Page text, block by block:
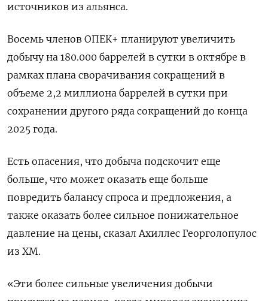
источников из альянса.
Восемь членов ОПЕК+ планируют увеличить
добычу на 180.000 баррелей в сутки в октябре в
рамках плана сворачивания сокращений в
объеме 2,2 миллиона баррелей в сутки при
сохранении другого ряда сокращений до конца
2025 года.
Есть опасения, что добыча подскочит еще
больше, что может оказать еще больше
повредить балансу спроса и предложения, а
также оказать более сильное понижательное
давление на цены, сказал Ахиллес Георголопулос
из XM.
«Эти более сильные увеличения добычи